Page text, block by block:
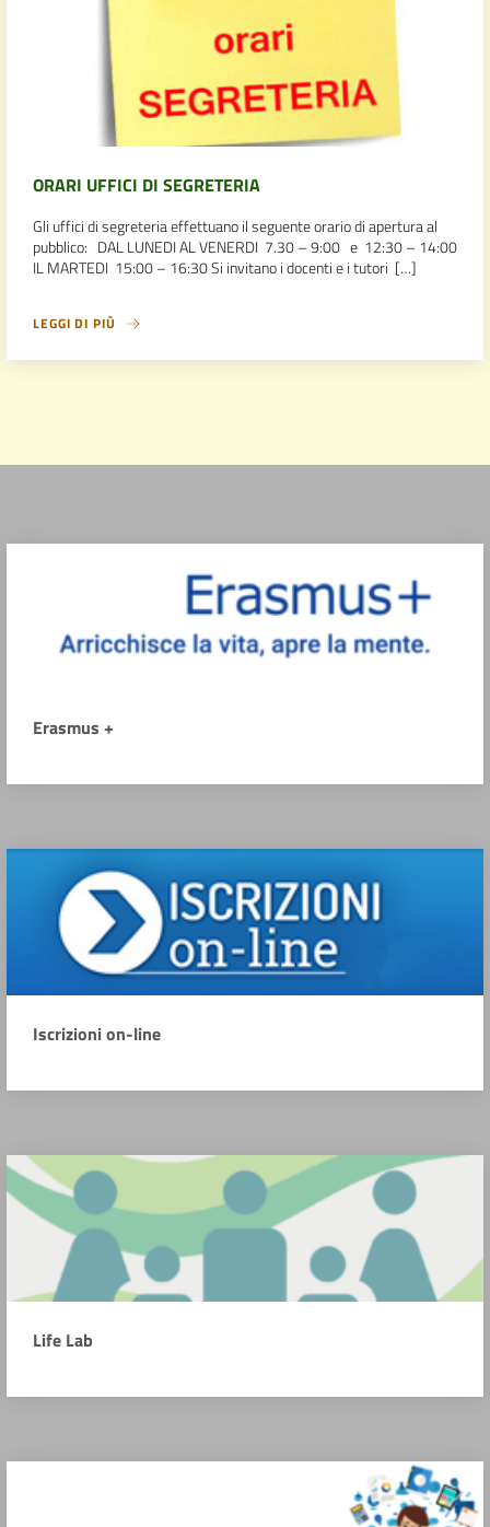
ORARI UFFICI DI SEGRETERIA
Gli uffici di segreteria effettuano il seguente orario di apertura al
pubblico: DAL LUNEDI AL VENERDI 7.30 – 9:00 e 12:30 – 14:00
IL MARTEDI 15:00 – 16:30 Si invitano i docenti e i tutori […]
LEGGI DI PIÙ
Erasmus +
Iscrizioni on-line
Life Lab